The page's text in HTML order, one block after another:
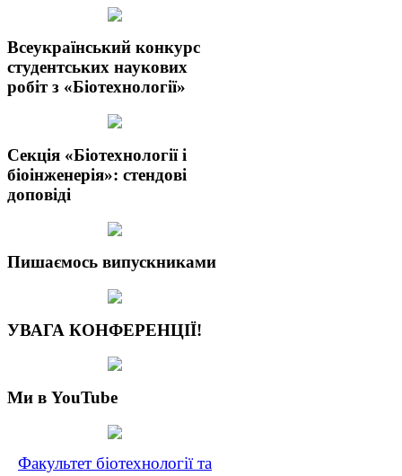
Всеукраїнський конкурс
студентських наукових
робіт з «Біотехнології»
Секція «Біотехнології і
біоінженерія»: стендові
доповіді
Пишаємось випускниками
УВАГА КОНФЕРЕНЦІЇ!
Ми в YouTube
Факультет біотехнології та